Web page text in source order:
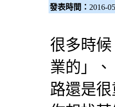
發表時間： 2016-
很多時候
業的」
路還是